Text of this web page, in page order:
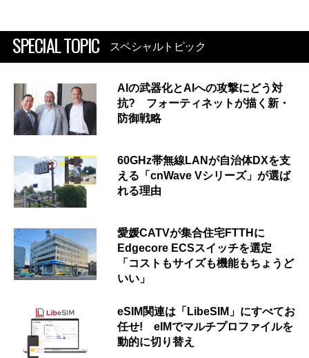
SPECIAL TOPIC スペシャルトピック
AIの武器化とAIへの攻撃にどう対
抗? フォーティネットが描く新・
防御戦略
60GHz帯無線LANが自治体DXを支
える「cnWave Vシリーズ」が選ば
れる理由
愛媛CATVが集合住宅FTTHに
Edgecore ECSスイッチを選定
「コストもサイズも機能もちょうど
いい」
eSIM関連は「LibeSIM」にすべてお
任せ! eIMでマルチプロファイルを
動的に切り替え